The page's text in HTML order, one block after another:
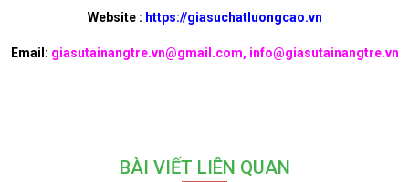
Website : https://giasuchatluongcao.vn
Email: giasutainangtre.vn@gmail.com, info@giasutainangtre.vn
BÀI VIẾT LIÊN QUAN